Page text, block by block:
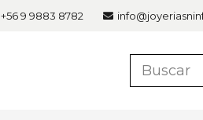
+56 9 9883 8782